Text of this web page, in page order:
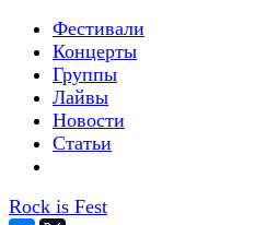
Фестивали
Концерты
Группы
Лайвы
Новости
Статьи
Rock is Fest